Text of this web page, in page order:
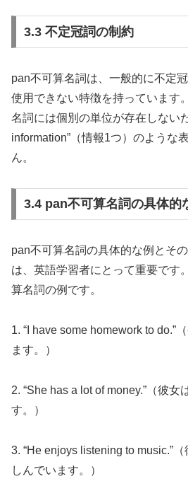
3.3 不定冠詞の制約
pan不可算名詞は、一般的に不定冠
使用できない特徴を持っています
名詞には個別の単位が存在しない
information”（情報1つ）のような
ん。
3.4 pan不可算名詞の具体的
pan不可算名詞の具体的な例とそ
は、英語学習者にとって重要です
算名詞の例です。
1. “I have some homework to do.”
ます。）
2. “She has a lot of money.”（彼女
す。）
3. “He enjoys listening to music.”
しんでいます。）